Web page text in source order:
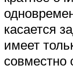
касается
имеет
совместно